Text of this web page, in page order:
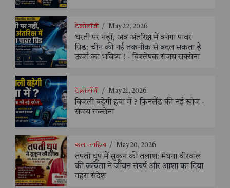
टेक्नोलॉजी / May 22, 2026
धरती पर नहीं, अब अंतरिक्ष में बनेगा पावर
ग्रिड: चीन की नई तकनीक से बदल सकता है
ऊर्जा का भविष्य ! - विश्लेषक संजय सक्सेना
टेक्नोलॉजी / May 21, 2026
बिजली बहेगी हवा में ? फिनलैंड की नई खोज -
संजय सक्सेना
कला-साहित्य / May 20, 2026
तपती धूप में सुकून की तलाश: मेघना वीरवाल
की कविता ने जीवन संघर्ष और आशा का दिया
गहरा संदेश